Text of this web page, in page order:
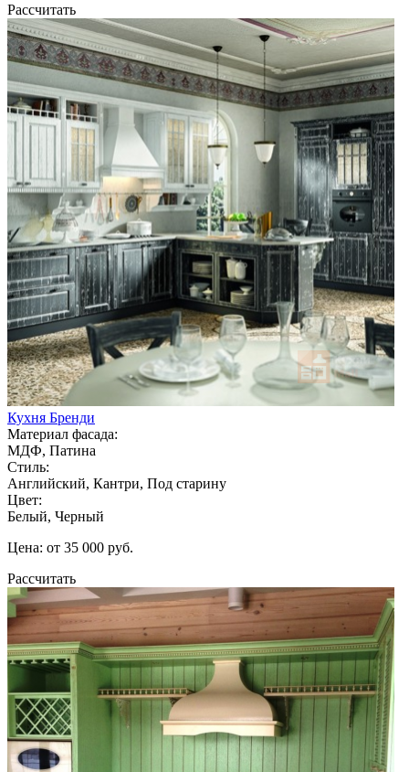
Рассчитать
Кухня Бренди
Материал фасада:
МДФ, Патина
Стиль:
Английский, Кантри, Под старину
Цвет:
Белый, Черный
Цена: от 35 000 руб.
Рассчитать